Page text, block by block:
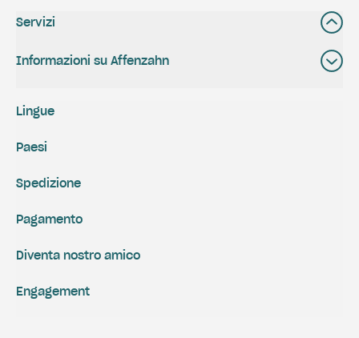
Servizi
Informazioni su Affenzahn
Spedizione
Pagamento
Engagement
Diventa nostro amico
Lingue
Paesi